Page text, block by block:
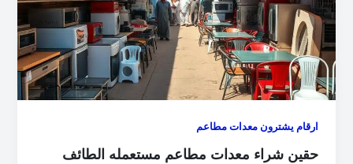
ارقام يشترون معدات مطاعم
حقين شراء معدات مطاعم مستعمله الطائف